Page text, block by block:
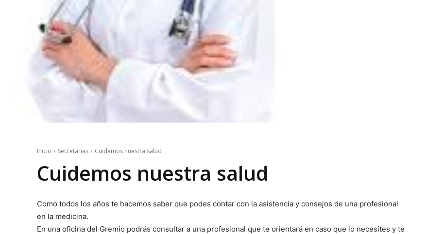
Inicio Secretarias Cuidemos nuestra salud
Cuidemos nuestra salud
Como todos los años te hacemos saber que podes contar con la asistencia y consejos de una profesional
en la medicina.
En una oficina del Gremio podrás consultar a una profesional que te orientará en caso que lo necesites y te